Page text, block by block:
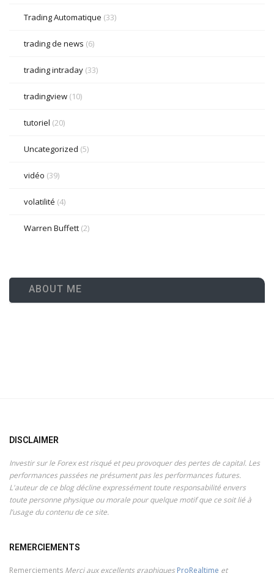
Trading Automatique (33)
trading de news (6)
trading intraday (33)
tradingview (10)
tutoriel (20)
Uncategorized (5)
vidéo (39)
volatilité (4)
Warren Buffett (2)
ABOUT ME
DISCLAIMER
Investir sur le Forex est risqué et peu provoquer des pertes de capital. Les
performances passées ne présument pas les performances futures.
L'auteur de ce blog décline expressément toute responsabilité envers
toute personne physique ou morale pour quelque motif que ce soit lié à
l’usage du contenu de ce site.
REMERCIEMENTS
Remerciements Merci aux excellents graphiques ProRealtime et